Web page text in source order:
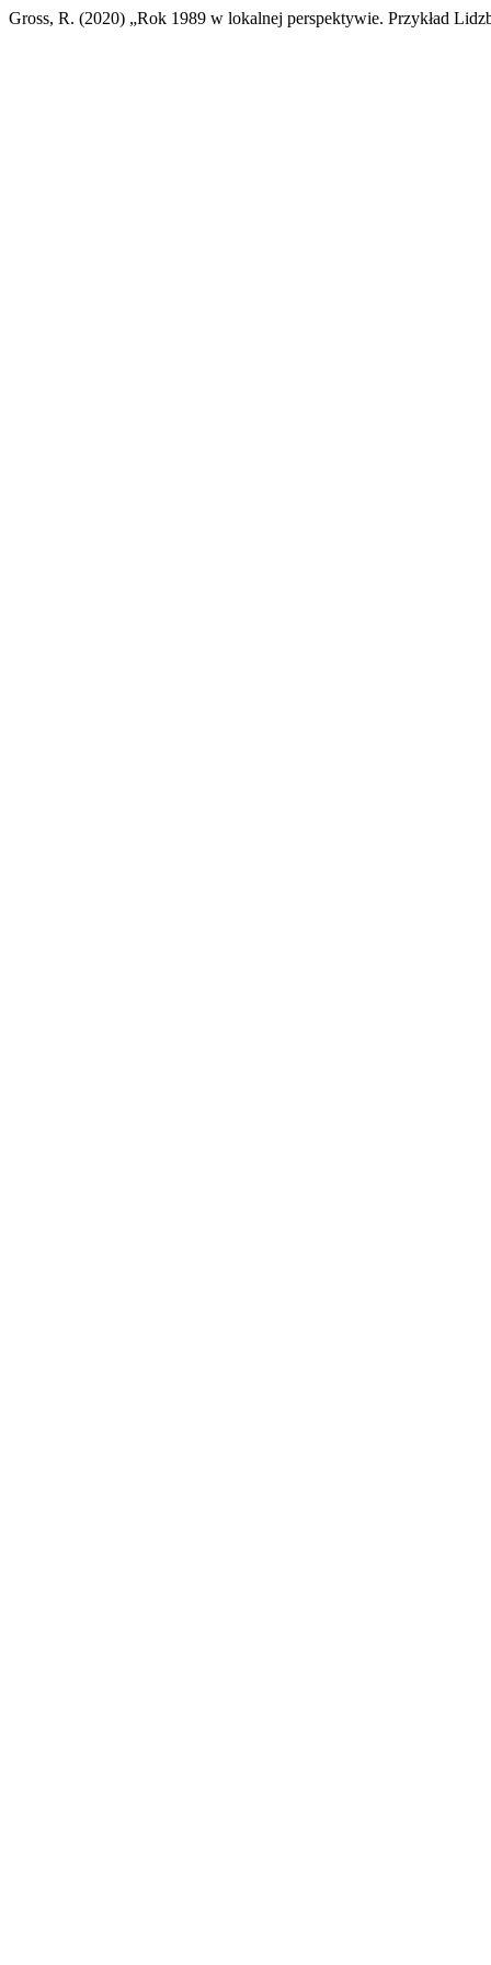
Gross, R. (2020) „Rok 1989 w lokalnej perspektywie. Przykład